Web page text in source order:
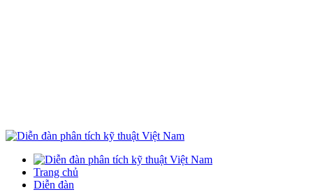
Trang chủ
Diễn đàn